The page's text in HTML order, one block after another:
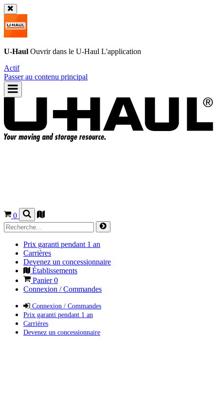
U-Haul Ouvrir dans le U-Haul L'application
Actif
Passer au contenu principal
0
Prix garanti pendant 1 an
Carrières
Devenez un concessionnaire
Établissements
Panier0
Connexion / Commandes
Connexion / Commandes
Prix garanti pendant 1 an
Carrières
Devenez un concessionnaire